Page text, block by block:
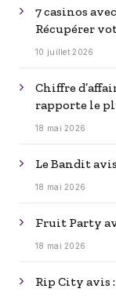
7 casinos
Récupérer
10 juillet 2026
Chiffre
rapporte le
18 mai 2026
Le Bandit
18 mai 2026
Fruit Party
18 mai 2026
Rip City avis